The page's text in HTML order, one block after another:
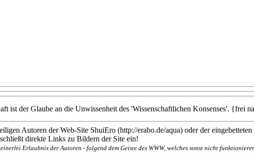
ist der Glaube an die Unwissenheit des 'Wissenschaftlichen Konsenses'. {frei
Autoren der Web-Site ShuiEro (http://erabo.de/aqua) oder der eingebetteten
direkte Links zu Bildern der Site ein!
Erlaubnis der Autoren - folgend dem Geiste des WWW, welches sonst nicht